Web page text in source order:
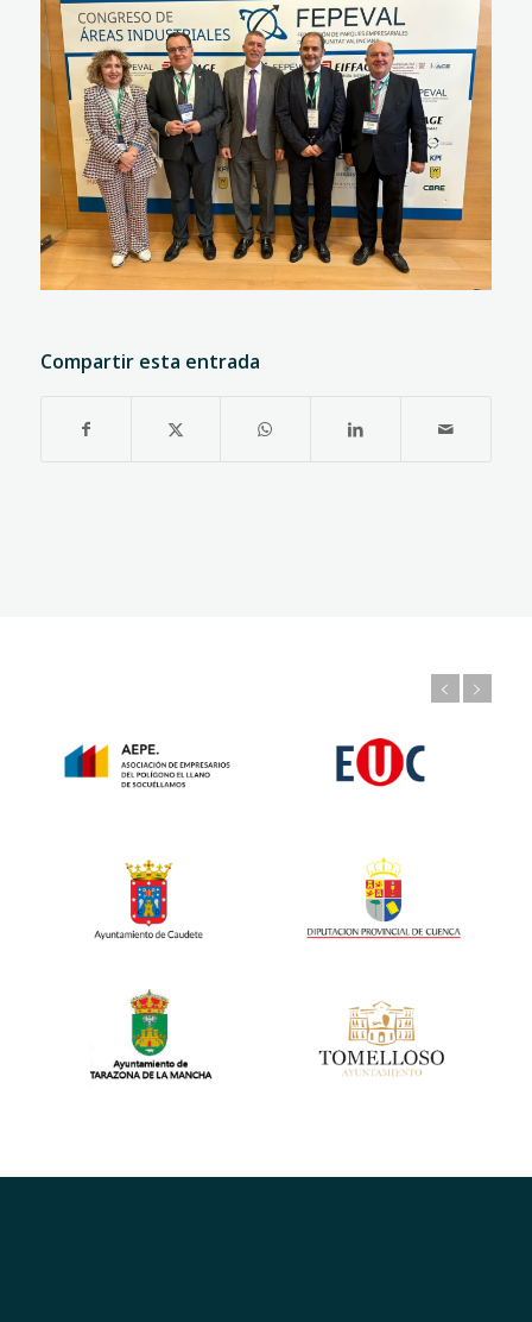
Compartir esta entrada